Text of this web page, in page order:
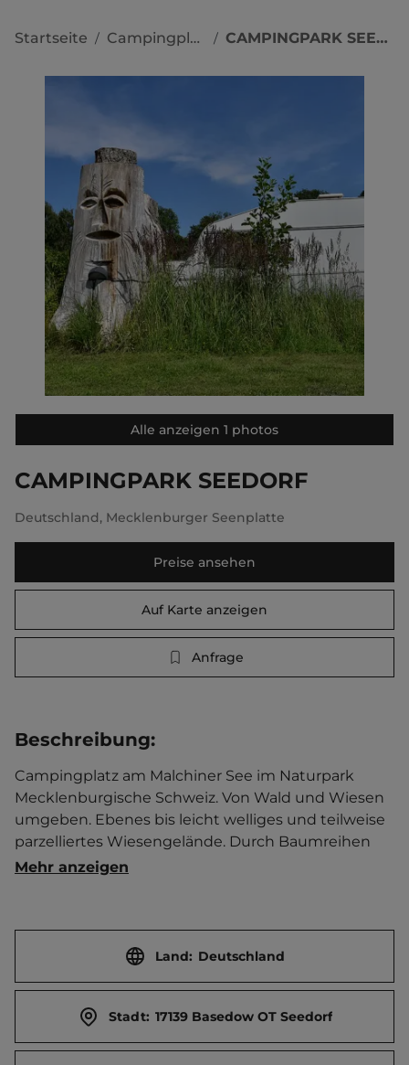
Startseite / Campingplätze / CAMPINGPARK SEEDORF
Alle anzeigen 1 photos
CAMPINGPARK SEEDORF
Deutschland, Mecklenburger Seenplatte
Preise ansehen
Auf Karte anzeigen
Anfrage
Beschreibung:
Campingplatz am Malchiner See im Naturpark
Mecklenburgische Schweiz. Von Wald und Wiesen
umgeben. Ebenes bis leicht welliges und teilweise
parzelliertes Wiesengelände. Durch Baumreihen
teils beschattet. Sandstrand und Liegewiese. In HS
Ferienwohnung. Separater Jugendplatz. Ort 1 km
entfernt. Touristen-/Dauerstellplätze 60/46.
Mehr anzeigen
Land: Deutschland
Stadt: 17139 Basedow OT Seedorf